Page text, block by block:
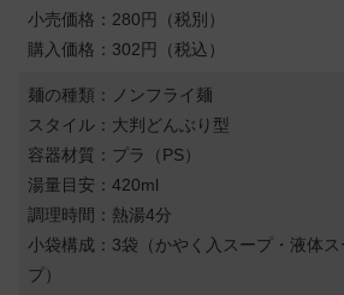
小売価格：280円（税別）
購入価格：302円（税込）
麺の種類：ノンフライ麺
スタイル：大判どんぶり型
容器材質：プラ（PS）
湯量目安：420ml
調理時間：熱湯4分
小袋構成：3袋（かやく入スープ・液体
プ）